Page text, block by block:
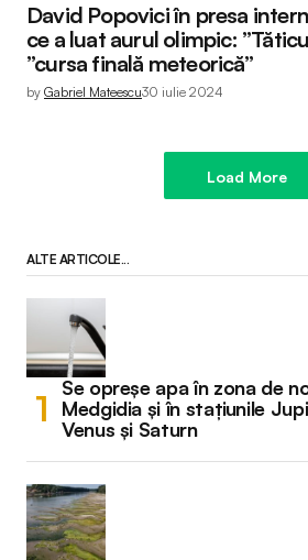
David Popovici în presa
ce a luat aurul olimpic:
”cursa finală meteorică”
by Gabriel Mateescu30 iulie 2024
Load More
ALTE ARTICOLE...
Se opreșe apa în zona de
Medgidia și în stațiunile
Venus și Saturn